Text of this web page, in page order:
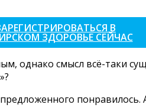
В
ЗДОРОВЬЕ СЕЙЧАС
однако смысл всё-таки